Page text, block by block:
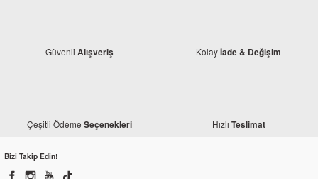
Bajaj
Bajaj Pulsar 200 NS Debriyaj Kapak Contası
Güvenli Alışveriş Kolayİade & Değişim
Çeşitli Ödeme Seçenekleri Hızlı Teslimat
Bizi Takip Edin!